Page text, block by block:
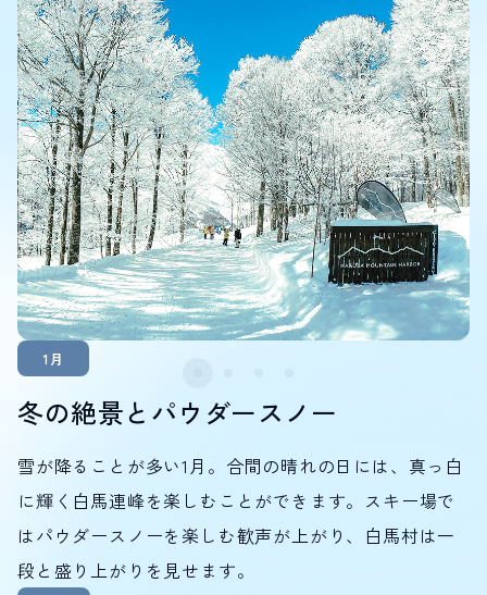
1月
冬の絶景とパウダースノー
雪が降ることが多い1月。合間の晴れの日には、真っ白
に輝く白馬連峰を楽しむことができます。スキー場で
はパウダースノーを楽しむ歓声が上がり、白馬村は一
段と盛り上がりを見せます。